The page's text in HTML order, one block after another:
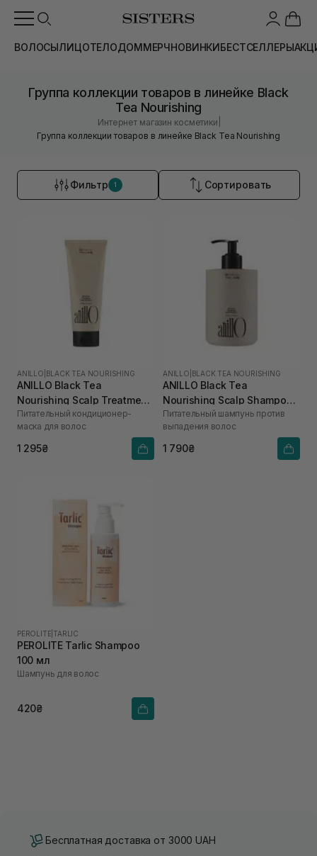
ВОЛОСЫЛИЦОТЕЛОДОММЕРЧНОВИНКИБЕСТСЕЛЛЕРЫ
Группа коллекции товаров в линейке Black
Tea Nourishing
Интернет магазин косметики
Группа коллекции товаров в линейке Black Tea Nourishing
Фильтр 1 Сортировать
ANILLO BLACK TEA NOURISHING
ANILLO Black Tea
Nourishing Scalp Treatment
150 мл
Питательный кондиционер-
маска для волос
1 295₴
ANILLO BLACK TEA NOURISHING
ANILLO Black Tea
Nourishing Scalp Shampoo
450 мл
Питательный шампунь против
выпадения волос
1 790₴
PEROLITE TARLIC
PEROLITE Tarlic Shampoo
100 мл
Шампунь для волос
420₴
Бесплатная доставка от 3000 UAH